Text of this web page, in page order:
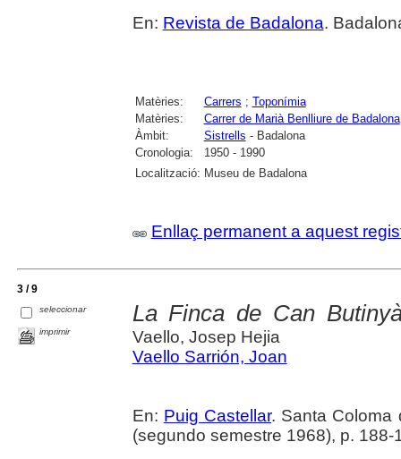
En: Revista de Badalona.
Matèries: Carrers ; Toponímia
Matèries:
Carrer de Marià Benlliure de Badalona
Àmbit:
Sistrells - Badalona
Cronologia:
1950 - 1990
Localització: Museu de Badalona
Enllaç permanent a aquest
3 / 9
seleccionar
imprimir
La Finca de Can
Vaello, Josep Hejia
Vaello Sarrión, Joan
En: Puig Castellar. Santa Coloma
(segundo semestre 1968), p. 188-